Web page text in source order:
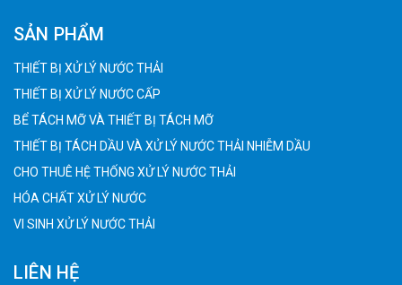
SẢN PHẨM
THIẾT BỊ XỬ LÝ NƯỚC THẢI
THIẾT BỊ XỬ LÝ NƯỚC CẤP
BỂ TÁCH MỠ VÀ THIẾT BỊ TÁCH MỠ
THIẾT BỊ TÁCH DẦU VÀ XỬ LÝ NƯỚC THẢI NHIỄM DẦU
CHO THUÊ HỆ THỐNG XỬ LÝ NƯỚC THẢI
HÓA CHẤT XỬ LÝ NƯỚC
VI SINH XỬ LÝ NƯỚC THẢI
LIÊN HỆ